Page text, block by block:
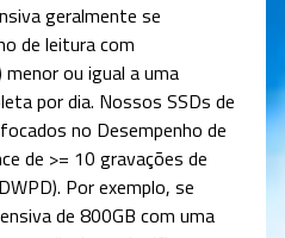
geralmente se
de leitura com
menor ou igual a uma
por dia. Nossos SSDs de
no Desempenho de
de >= 10 gravações de
Por exemplo, se
de 800GB com uma